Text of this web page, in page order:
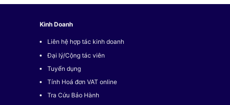
Kinh Doanh
Liên hệ hợp tác kinh doanh
Đại lý/Cộng tác viên
Tuyển dụng
Tính Hoá đơn VAT online
Tra Cứu Bảo Hành